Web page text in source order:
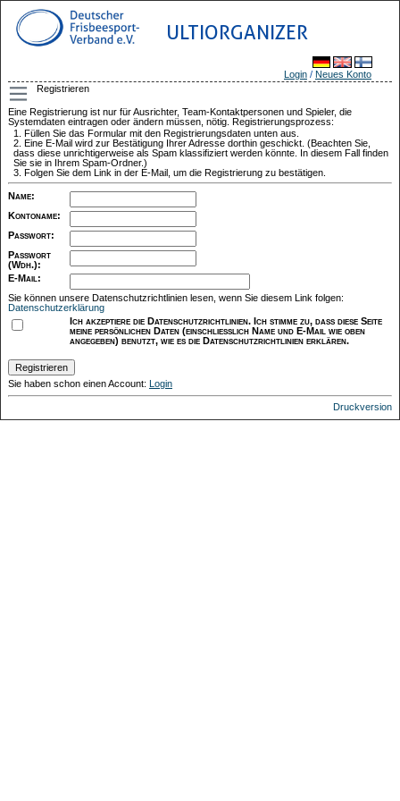
ULTIORGANIZER
Login / Neues Konto
Registrieren
Eine Registrierung ist nur für Ausrichter, Team-Kontaktpersonen und Spieler, die
Systemdaten eintragen oder ändern müssen, nötig. Registrierungsprozess:
Füllen Sie das Formular mit den Registrierungsdaten unten aus.
Eine E-Mail wird zur Bestätigung Ihrer Adresse dorthin geschickt. (Beachten Sie,
dass diese unrichtigerweise als Spam klassifiziert werden könnte. In diesem Fall finden
Sie sie in Ihrem Spam-Ordner.)
Folgen Sie dem Link in der E-Mail, um die Registrierung zu bestätigen.
Name:
Kontoname:
Passwort:
Passwort
(Wdh.):
E-Mail :
Sie können unsere Datenschutzrichtlinien lesen, wenn Sie diesem Link folgen:
Datenschutzerklärung
Ich akzeptiere die Datenschutzrichtlinien. Ich stimme zu, dass diese Seite
meine persönlichen Daten (einschließlich Name und E-Mail wie oben
angegeben) benutzt, wie es die Datenschutzrichtlinien erklären.
Sie haben schon einen Account: Login
Druckversion